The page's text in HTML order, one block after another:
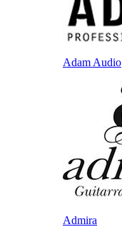
Adam Audio
Admira